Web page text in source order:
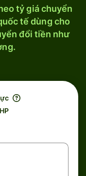
tỷ giá chuyển
tế dùng cho
đổi tiền như